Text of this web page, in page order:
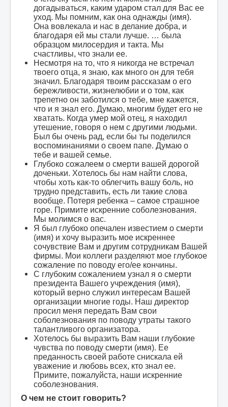
догадываться, каким ударом стал для Вас ее
уход. Мы помним, как она однажды (имя).
Она вовлекала и нас в делание добра, и
благодаря ей мы стали лучше. … была
образцом милосердия и такта. Мы
счастливы, что знали ее.
Несмотря на то, что я никогда не встречал
твоего отца, я знаю, как много он для тебя
значил. Благодаря твоим рассказам о его
бережливости, жизнелюбии и о том, как
трепетно он заботился о тебе, мне кажется,
что и я знал его. Думаю, многим будет его не
хватать. Когда умер мой отец, я находил
утешение, говоря о нем с другими людьми.
Был бы очень рад, если бы ты поделился
воспоминаниями о своем папе. Думаю о
тебе и вашей семье.
Глубоко сожалеем о смерти вашей дорогой
доченьки. Хотелось бы нам найти слова,
чтобы хоть как-то облегчить вашу боль, но
трудно представить, есть ли такие слова
вообще. Потеря ребенка – самое страшное
горе. Примите искренние соболезнования.
Мы молимся о вас.
Я был глубоко опечален известием о смерти
(имя) и хочу выразить мое искреннее
сочувствие Вам и другим сотрудникам Вашей
фирмы. Мои коллеги разделяют мое глубокое
сожаление по поводу его/ее кончины.
С глубоким сожалением узнал я о смерти
президента Вашего учреждения (имя),
который верно служил интересам Вашей
организации многие годы. Наш директор
просил меня передать Вам свои
соболезнования по поводу утраты такого
талантливого организатора.
Хотелось бы выразить Вам наши глубокие
чувства по поводу смерти (имя). Ее
преданность своей работе снискала ей
уважение и любовь всех, кто знал ее.
Примите, пожалуйста, наши искренние
соболезнования.
О чем не стоит говорить?